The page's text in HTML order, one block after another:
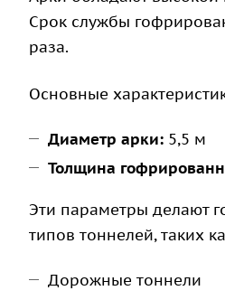
Срок службы
раза.
Основные
Диаметр арки: 5,5 м
Толщина
Эти параметры делают
типов тоннелей, таких
Дорожные тоннели